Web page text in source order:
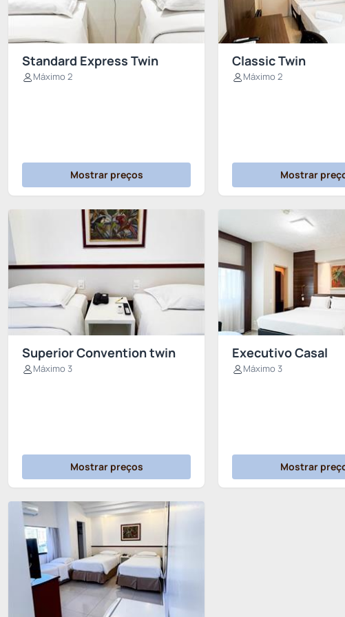
Standard Express Twin
Máximo 2
Mostrar preços
Classic Twin
Máximo 2
Mostrar
Superior Convention twin
Máximo 3
Mostrar preços
Executivo Casal
Máximo 3
Mostrar